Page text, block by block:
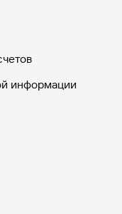
информации